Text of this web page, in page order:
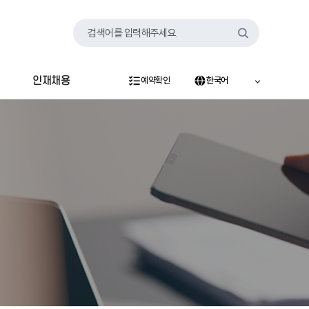
검색어를 입력해주세요.
인재채용 예약확인 한국어